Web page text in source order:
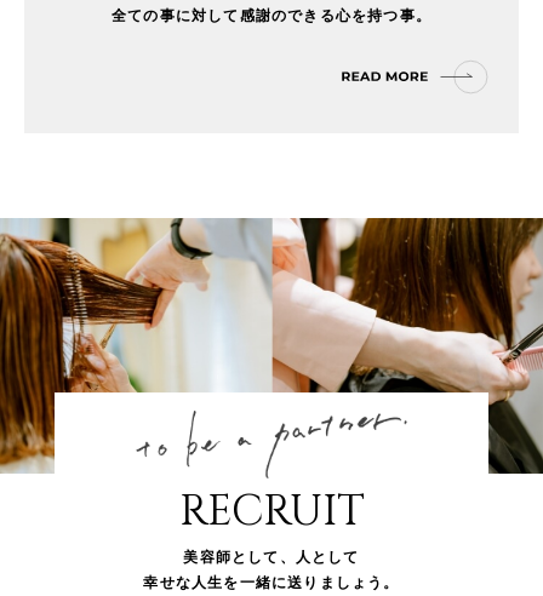
全ての事に対して感謝のできる心を持つ事。
RECRUIT
美容師として、人として
幸せな人生を一緒に送りましょう。